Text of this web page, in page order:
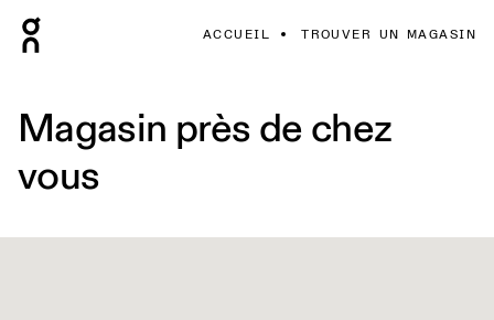
ACCUEIL TROUVER UN MAGASIN
Magasin près de chez
vous